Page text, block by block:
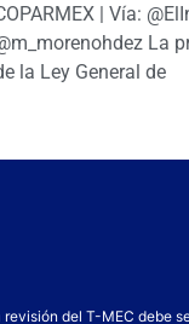
| Vía:
La
la Ley General de
revisión del T-MEC debe